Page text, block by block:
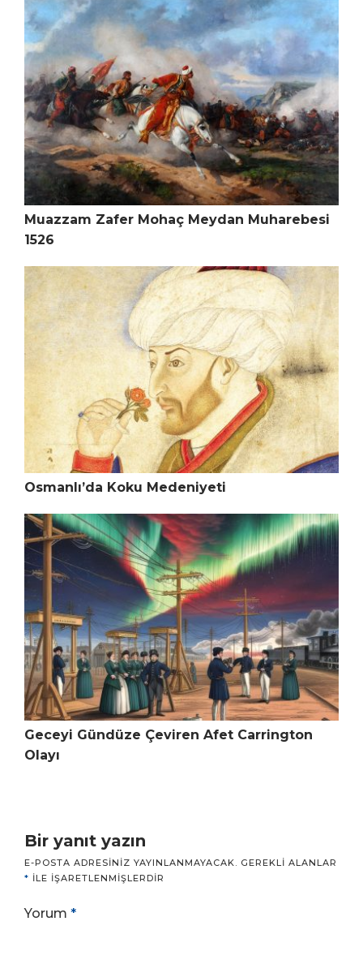
Muazzam Zafer Mohaç Meydan Muharebesi
1526
Osmanlı’da Koku Medeniyeti
Geceyi Gündüze Çeviren Afet Carrington
Olayı
Bir yanıt yazın
E-POSTA ADRESINIZ YAYINLANMAYACAK. GEREKLI ALANLAR
* ILE IŞARETLENMIŞLERDIR
Yorum *